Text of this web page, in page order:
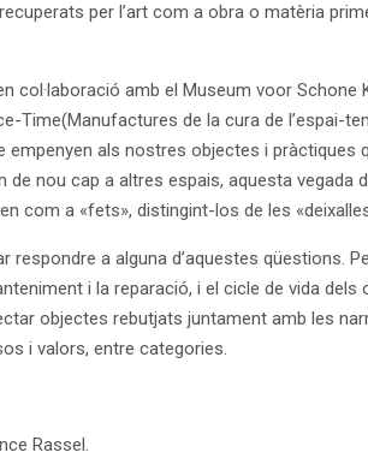
per l’art com a obra o matèria
amb el Museum voor Schone
de la cura de l’espai-
als nostres objectes i pràctiques
nou cap a altres espais, aquesta
com a «fets», distingint-los de les
a alguna d’aquestes qüestions.
i la reparació, i el cicle de vida
objectes rebutjats juntament amb les
i valors, entre categories.
Rassel.